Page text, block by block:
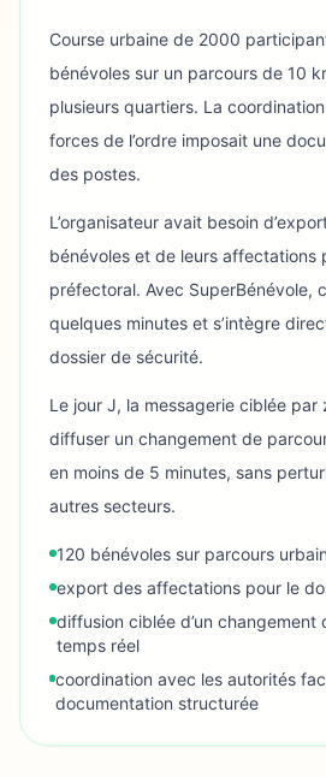
Course urbaine de 2000
bénévoles sur un parcours de 10
plusieurs quartiers. La
forces de l’ordre imposait une
des postes.
L’organisateur avait besoin
bénévoles et de leurs affectations
préfectoral. Avec SuperBénévole,
quelques minutes et s’intègre
dossier de sécurité.
Le jour J, la messagerie ciblée par
diffuser un changement de
en moins de 5 minutes, sans
autres secteurs.
120 bénévoles sur parcours urbain
export des affectations pour le
diffusion ciblée d’un changement
temps réel
coordination avec les autorités
documentation structurée